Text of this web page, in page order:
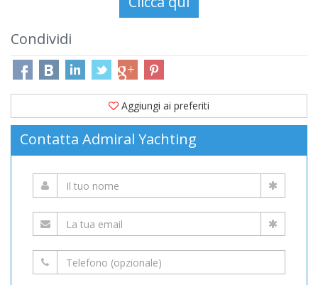
Condividi
Aggiungi ai preferiti
Contatta Admiral Yachting